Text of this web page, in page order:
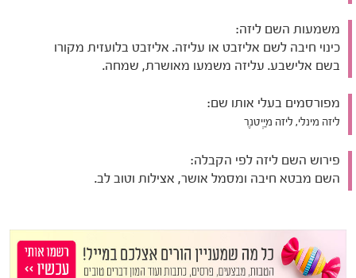
משמעות השם ליזה:
כינוי חיבה לשם אליזבט או עליזה. אליזבט בלועזית מקורו
בשם אלישבע. עליזה משמעו מאושרת, שמחה.
מפורסמים בעלי אותו שם:
ליזה מינלי, ליזה מַיְיטנֶר
פירוש השם ליזה לפי הקבלה:
השם מבטא חיבה ומסמל אושר, אצילות וטוב לב.